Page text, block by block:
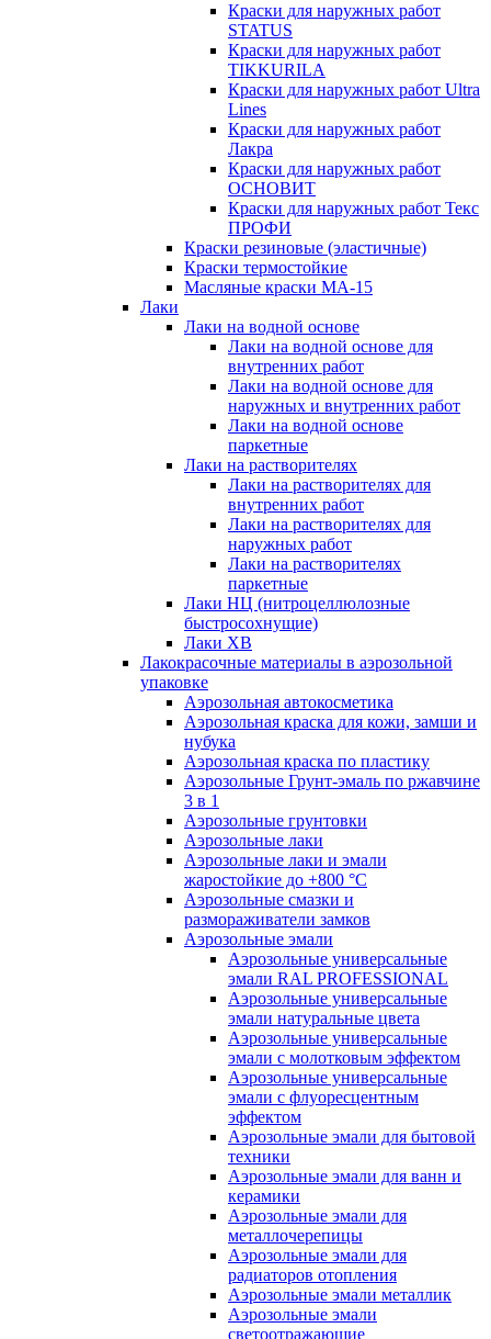
Краски для наружных работ
STATUS
Краски для наружных работ
TIKKURILA
Краски для наружных работ Ultra
Lines
Краски для наружных работ
Лакра
Краски для наружных работ
ОСНОВИТ
Краски для наружных работ Текс
ПРОФИ
Краски резиновые (эластичные)
Краски термостойкие
Масляные краски МА-15
Лаки
Лаки на водной основе
Лаки на водной основе для
внутренних работ
Лаки на водной основе для
наружных и внутренних работ
Лаки на водной основе
паркетные
Лаки на растворителях
Лаки на растворителях для
внутренних работ
Лаки на растворителях для
наружных работ
Лаки на растворителях
паркетные
Лаки НЦ (нитроцеллюлозные
быстросохнущие)
Лаки ХВ
Лакокрасочные материалы в аэрозольной
упаковке
Аэрозольная автокосметика
Аэрозольная краска для кожи, замши и
нубука
Аэрозольная краска по пластику
Аэрозольные Грунт-эмаль по ржавчине
3 в 1
Аэрозольные грунтовки
Аэрозольные лаки
Аэрозольные лаки и эмали
жаростойкие до +800 °С
Аэрозольные смазки и
размораживатели замков
Аэрозольные эмали
Аэрозольные универсальные
эмали RAL PROFESSIONAL
Аэрозольные универсальные
эмали натуральные цвета
Аэрозольные универсальные
эмали с молотковым эффектом
Аэрозольные универсальные
эмали с флуоресцентным
эффектом
Аэрозольные эмали для бытовой
техники
Аэрозольные эмали для ванн и
керамики
Аэрозольные эмали для
металлочерепицы
Аэрозольные эмали для
радиаторов отопления
Аэрозольные эмали металлик
Аэрозольные эмали
светоотражающие